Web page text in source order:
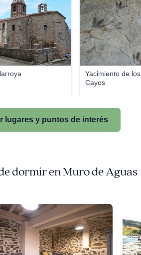
Yacimiento de los
Cayos
lugares y puntos de interés
dormir en Muro de Aguas